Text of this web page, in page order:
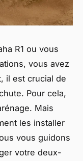
R1 ou vous
vous avez
il est crucial de
Pour cela,
Mais
les installer
vous guidons
votre deux-